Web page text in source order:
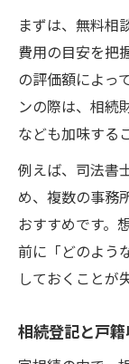
家相
円満
家相
専門家
家相
まずは、無料相
費用の目安を把
の評価額によっ
ンの際は、相続
なども加味する
例えば、司法書
め、複数の事務
おすすめです。
前に「どのよう
しておくことが
相続登記と戸